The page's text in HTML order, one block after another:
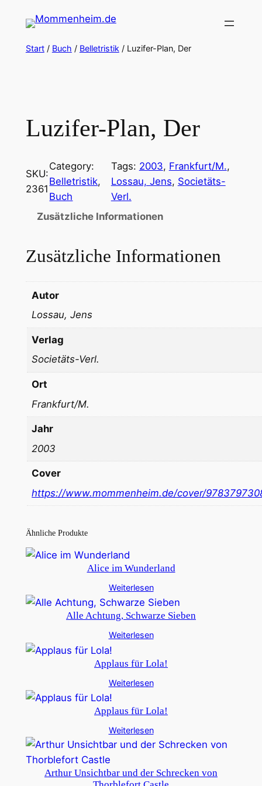
Inhalt
springen
Start/ Buch / Belletristik / Luzifer-Plan, Der
Luzifer-Plan, Der
SKU:
2361
Category:
Belletristik
Buch
Tags: 2003, Frankfurt/M.
Lossau, Jens, Societäts-
Verl.
Zusätzliche Informationen
Zusätzliche Informationen
Autor
Lossau, Jens
Verlag
Societäts-Verl.
Ort
Frankfurt/M.
Jahr
2003
Cover
https://www.mommenheim.de/cover/
Ähnliche Produkte
Alice im Wunderland
Weiterlesen
Alle Achtung, Schwarze Sieben
Weiterlesen
Applaus für Lola!
Weiterlesen
Applaus für Lola!
Weiterlesen
Arthur Unsichtbar und der Schrecken von